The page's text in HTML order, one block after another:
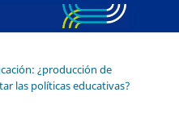
¿producción de
las políticas educativas?